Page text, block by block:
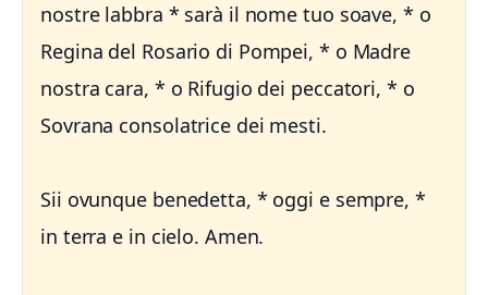
nostre labbra * sarà il nome tuo soave, * o
Regina del Rosario di Pompei, * o Madre
nostra cara, * o Rifugio dei peccatori, * o
Sovrana consolatrice dei mesti.
Sii ovunque benedetta, * oggi e sempre, *
in terra e in cielo. Amen.